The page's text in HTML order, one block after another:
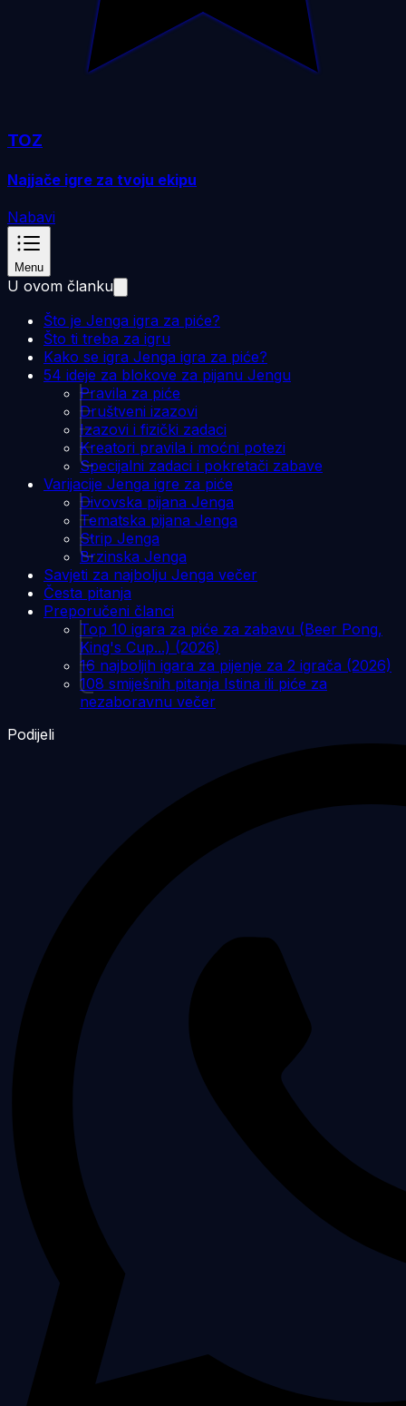
TOZ
Najjače igre za tvoju ekipu
Nabavi
Menu
U ovom članku
Što je Jenga igra za piće?
Što ti treba za igru
Kako se igra Jenga igra za piće?
54 ideje za blokove za pijanu Jengu
Pravila za piće
Društveni izazovi
Izazovi i fizički zadaci
Kreatori pravila i moćni potezi
Specijalni zadaci i pokretači zabave
Varijacije Jenga igre za piće
Divovska pijana Jenga
Tematska pijana Jenga
Strip Jenga
Brzinska Jenga
Savjeti za najbolju Jenga večer
Česta pitanja
Preporučeni članci
Top 10 igara za piće za zabavu (Beer Pong,
King's Cup...) (2026)
16 najboljih igara za pijenje za 2 igrača (2026)
108 smiješnih pitanja Istina ili piće za
nezaboravnu večer
Podijeli